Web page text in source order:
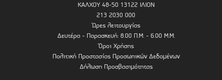
ΚΑΛΧΟΥ 48-50 13122 ΙΛΙΟΝ
213 2030 000
Ώρες λειτουργίας
Δευτέρα - Παρασκευή: 8.00 Π.Μ. - 6.00 Μ.Μ.
Όροι Χρήσης
Πολιτική Προστασίας Προσωπικών Δεδομένων
Δήλωση Προσβασιμότητας